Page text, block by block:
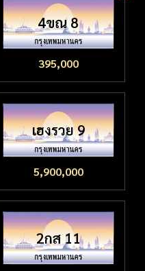
4ขณ 8
395,000
เฮงรวย 9
5,900,000
2กส 11